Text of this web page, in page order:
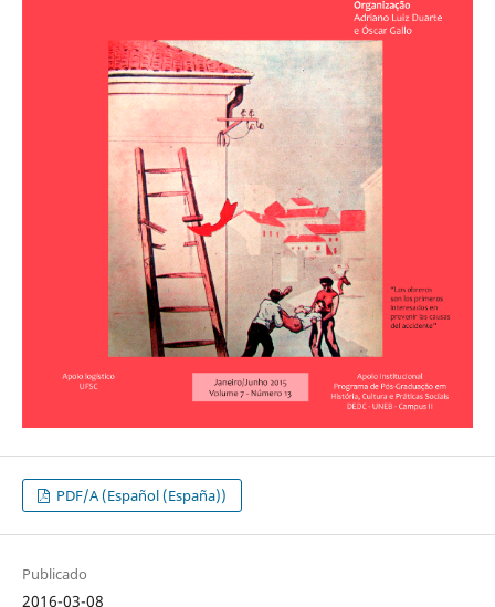
PDF/A (Español (España))
Publicado
2016-03-08